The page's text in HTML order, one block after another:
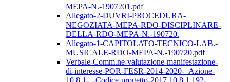
MEPA-N.-1907201.pdf
Allegato-2-DUVRI-PROCEDURA-
NEGOZIATA-MEPA-RDO-DISCIPLINARE-
DELLA-RDO-MEPA-N.-190720.
Allegato-1-CAPITOLATO-TECNICO-LAB.-
MUSICALE-RDO-MEPA-N.-190720.pdf
Verbale-Comm.ne-valutazione-manifestazione-
di-interesse-POR-FESR-2014-2020-–Azione-